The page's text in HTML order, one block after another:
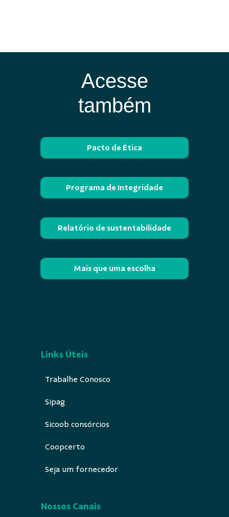
Acesse
também
Pacto de Ética
Programa de Integridade
Relatório de sustentabilidade
Mais que uma escolha
Links Úteis
Trabalhe Conosco
Sipag
Sicoob consórcios
Coopcerto
Seja um fornecedor
Nossos Canais